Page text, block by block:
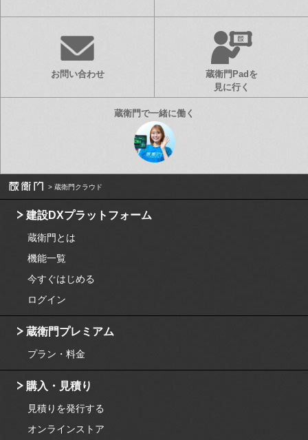
お問い合わせ
蔵衛門Padを
見に行く
蔵衛門クラウド
建設DXプラットフォーム
蔵衛門とは
機能一覧
今すぐはじめる
ログイン
蔵衛門プレミアム
プラン・料金
購入・見積り
見積りを発行する
オンラインストア